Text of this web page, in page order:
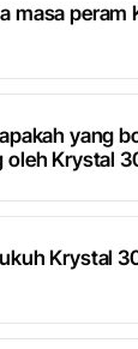
masa peram
yang
oleh Krystal
Krystal